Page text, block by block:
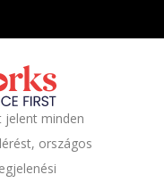
jelent minden
országos